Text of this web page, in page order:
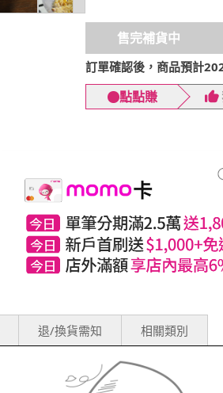
售完補貨中
訂單確認後，商品預計
點點賺
退/換貨需知 相關類別